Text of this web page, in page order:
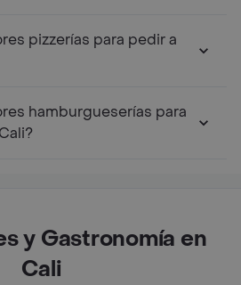
pizzerías para pedir a
hamburgueserías para
y Gastronomía en
Cali